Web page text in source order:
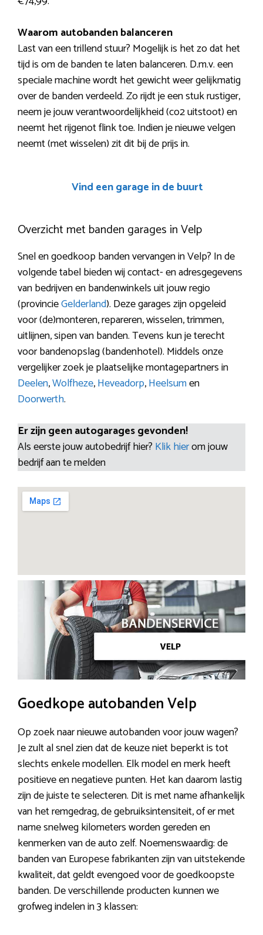
Waarom autobanden balanceren
Last van een trillend stuur? Mogelijk is het zo dat het
tijd is om de banden te laten balanceren. D.m.v. een
speciale machine wordt het gewicht weer gelijkmatig
over de banden verdeeld. Zo rijdt je een stuk rustiger,
neem je jouw verantwoordelijkheid (co2 uitstoot) en
neemt het rijgenot flink toe. Indien je nieuwe velgen
neemt (met wisselen) zit dit bij de prijs in.
Vind een garage in de buurt
Overzicht met banden garages in Velp
Snel en goedkoop banden vervangen in Velp? In de
volgende tabel bieden wij contact- en adresgegevens
van bedrijven en bandenwinkels uit jouw regio
(provincieGelderland). Deze garages zijn opgeleid
voor (de)monteren, repareren, wisselen, trimmen,
uitlijnen, sipen van banden. Tevens kun je terecht
voor bandenopslag (bandenhotel). Middels onze
vergelijker zoek je plaatselijke montagepartners in
Deelen,Wolfheze,Heveadorp,Heelsumen
Doorwerth.
Er zijn geen autogarages gevonden!
Als eerste jouw autobedrijf hier? Klik hierom jouw
bedrijf aan te melden
Goedkope autobanden Velp
Op zoek naar nieuwe autobanden voor jouw wagen?
Je zult al snel zien dat de keuze niet beperkt is tot
slechts enkele modellen. Elk model en merk heeft
positieve en negatieve punten. Het kan daarom lastig
zijn de juiste te selecteren. Dit is met name afhankelijk
van het remgedrag, de gebruiksintensiteit, of er met
name snelweg kilometers worden gereden en
kenmerken van de auto zelf. Noemenswaardig: de
banden van Europese fabrikanten zijn van uitstekende
kwaliteit, dat geldt evengoed voor de goedkoopste
banden. De verschillende producten kunnen we
grofweg indelen in 3 klassen: